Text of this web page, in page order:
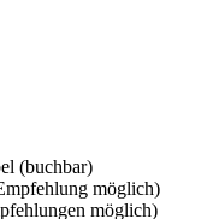
(buchbar)
möglich)
möglich)